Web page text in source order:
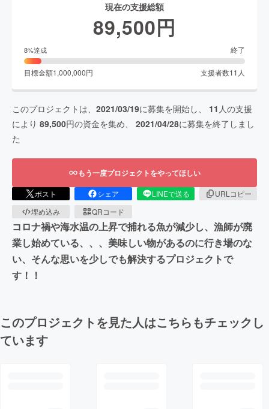
現在の支援総額
89,500円
8%達成 終了
目標金額1,000,000円 支援者数11 人
このプロジェクトは、 2021/03/19に募集を開始し、 11 人の支援
により 89,500円の資金を集め、 2021/04/28に募集を終了しまし
た
もう一度プロジェクトをやってほしい
ポスト シェア LINEで送る
URLコピー
埋め込み
QRコード
コロナ禍や海水温の上昇で捕れる魚が減少し、漁師が廃
業し始めている、、、美味しい物があるのに行き場のな
い、そんな思いを少しでも解決するプロジェクトで
す！！
このプロジェクトを見た人はこちらもチェックし
ています